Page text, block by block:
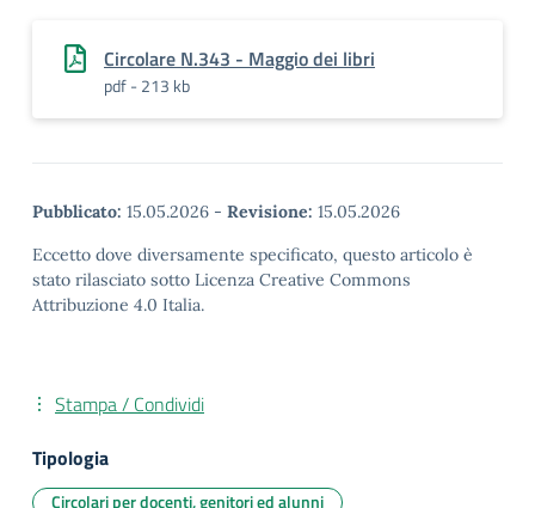
Circolare N.343 - Maggio dei libri
pdf - 213 kb
Pubblicato: 15.05.2026 - Revisione: 15.05.2026
Eccetto dove diversamente specificato, questo articolo è
stato rilasciato sotto Licenza Creative Commons
Attribuzione 4.0 Italia.
Stampa / Condividi
Tipologia
Circolari per docenti, genitori ed alunni